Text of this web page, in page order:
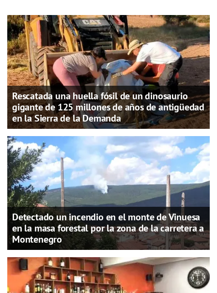
Rescatada una huella fósil de un dinosaurio
gigante de 125 millones de años de antigüedad
en la Sierra de la Demanda
Detectado un incendio en el monte de Vinuesa
en la masa forestal por la zona de la carretera a
Montenegro